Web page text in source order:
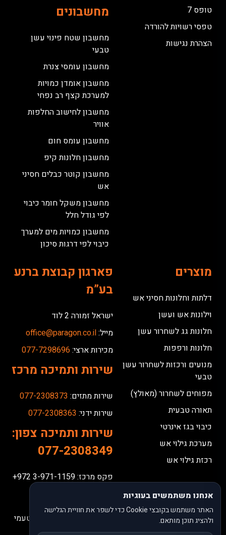
טופס 7
טפסי רשויות להורדה
הצהרת נגישות
מחשבונים
מחשבון שטח פינוי עשן
טבעי
מחשבון עומסי צנרת
מחשבון אומדן כמויות
למערכת קצף רב נפחי
מחשבון לחישוב החלפות
אוויר
מחשבון עומס חום
מחשבון חלונות קיפ
מחשבון קוטר כבלים חסיני
אש
מחשבון משקל חומר כיבוי
לפי גודל חלל
מחשבון כמויות מים למערך
כיבוי לפי דרגות סיכון
מוצרים
דלתות וחלונות חסיני אש
וילונות אש ועשן
חלונות גג לשחרור עשן
חלונות ורפפות
מנועים ורכזות לשחרור עשן
טבעי
מפוחים לשחרור (מאולץ)
תאורה טבעית
כיבוי בגז אינרטי
מערכת גילוי אש
רכזת גילוי אש
פארגון קבוצת ברנע
בע”מ
ישראל זמורה 2 לוד
מייל:office@paragon.co.il
מכירות ארצי:077-7298696
שירות ותמיכה מרכז
שירות מתזים: 077-2308373
שירות ידני: 077-2308363
שירות ותמיכה צפון:
077-2308349
פקס מרכז: 3-971-1159 972+
אין קבלת קהל במקום.
כל המלל באתר פונה לנשים וגברים אך נכתב בלשון זכר מטעמי
נוחות
אנחנו משתמשים בעוגיות
האתר משתמש בקובצי Cookie כדי לשפר את חוויית הגלישה
ולהציג תוכן מותאם.